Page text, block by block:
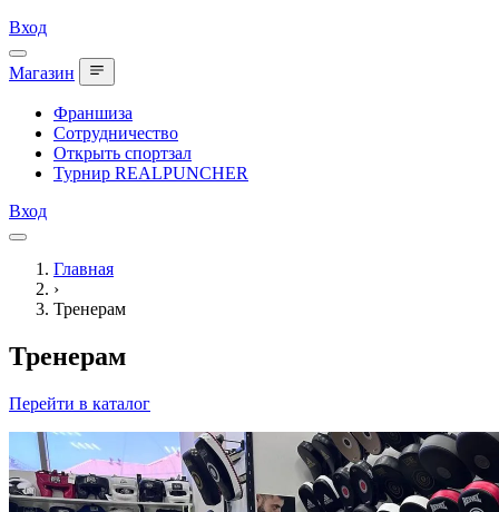
Вход
Магазин
Франшиза
Сотрудничество
Открыть спортзал
Турнир REALPUNCHER
Вход
Главная
›
Тренерам
Тренерам
Перейти в каталог